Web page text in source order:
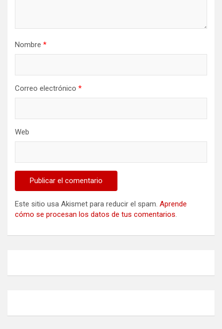
Nombre *
Correo electrónico *
Web
Este sitio usa Akismet para reducir el spam. Aprende
cómo se procesan los datos de tus comentarios.